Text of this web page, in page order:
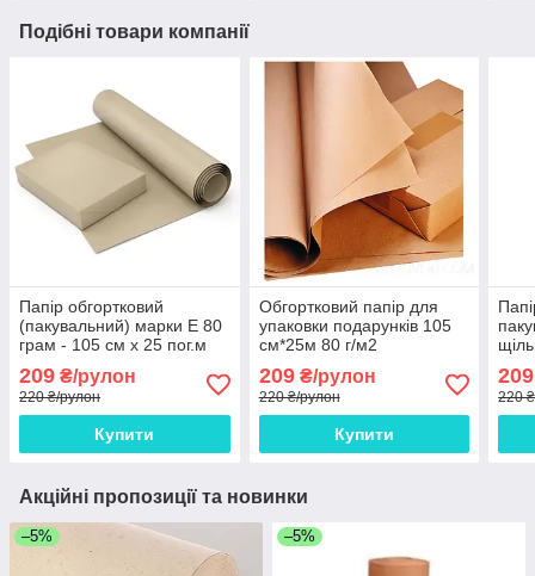
Подібні товари компанії
Папір обгортковий
(пакувальний) марки Е 80
грам - 105 см х 25 пог.м
209 ₴/рулон
220 ₴/рулон
Купити
Обгортковий папір для
упаковки подарунків 105
см*25м 80 г/м2
209₴/рулон
220 ₴/рулон
Купити
х 25
209
220
Акційні пропозиції та новинки
–5% –5%